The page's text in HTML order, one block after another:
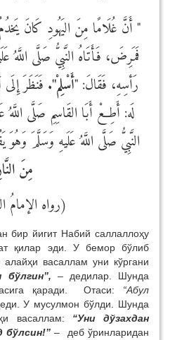
" أَنَّ غُلَامًا مِنَ اليَهُودِ كَانَ
فَمَرِضَ، فَأَتَاهُ النَّبِيُّ صَلَّى اللَّهُ
رَأسِهِ، فَقَالَ: "أَسْلِمْ". فَنَظَرَ
لَه: أَطِعْ أَبَا القَاسِمِ صَلَّى
النَّبِيُّ صَلَّى اللَّهُ عَلَيهِ وَسَلَّمَ وَهُوَ
مِنَ
(رواه الإمامُ
бир йигит Набий саллаллоҳу
қилар эди. У бемор бўлиб
васаллам уни кўргани
бўлгин”, – дедилар. Шунда
қаради. Отаси: “Абул
У мусулмон бўлди. Шунда
васаллам: “Уни дўзахдан
бўлсин!”–
деб ўринларидан